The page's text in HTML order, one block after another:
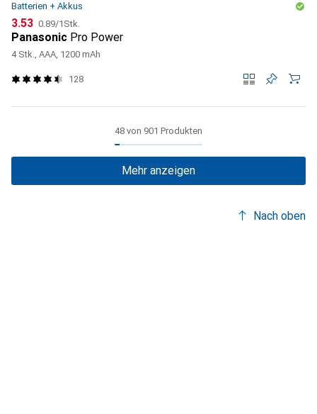
Batterien + Akkus
CHF
3.53 CHF
0.89/1Stk.
Panasonic Pro Power
4 Stk., AAA, 1200 mAh
128
48 von 901 Produkten
Mehr anzeigen
Nach oben